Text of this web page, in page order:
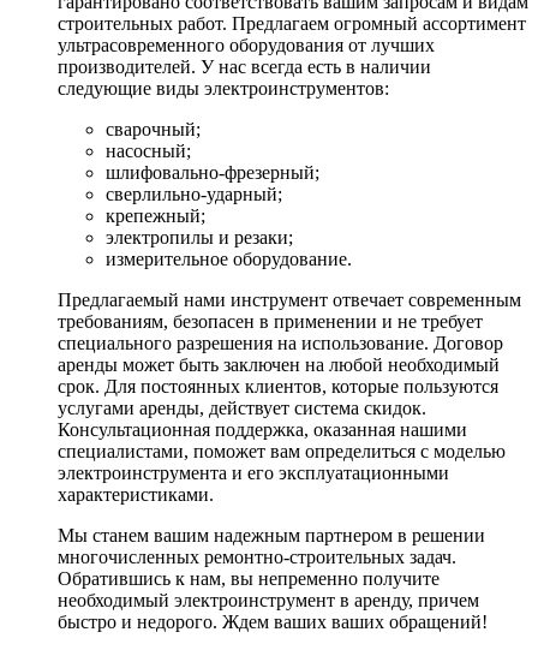
строительных работ. Предлагаем огромный ассортимент
ультрасовременного оборудования от лучших
производителей. У нас всегда есть в наличии
следующие виды электроинструментов:
сварочный;
насосный;
шлифовально-фрезерный;
сверлильно-ударный;
крепежный;
электропилы и резаки;
измерительное оборудование.
Предлагаемый нами инструмент отвечает современным
требованиям, безопасен в применении и не требует
специального разрешения на использование. Договор
аренды может быть заключен на любой необходимый
срок. Для постоянных клиентов, которые пользуются
услугами аренды, действует система скидок.
Консультационная поддержка, оказанная нашими
специалистами, поможет вам определиться с моделью
электроинструмента и его эксплуатационными
характеристиками.
Мы станем вашим надежным партнером в решении
многочисленных ремонтно-строительных задач.
Обратившись к нам, вы непременно получите
необходимый электроинструмент в аренду, причем
быстро и недорого. Ждем ваших ваших обращений!